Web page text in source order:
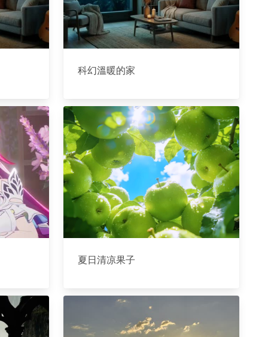
科幻溫暖的家
夏日清凉果子